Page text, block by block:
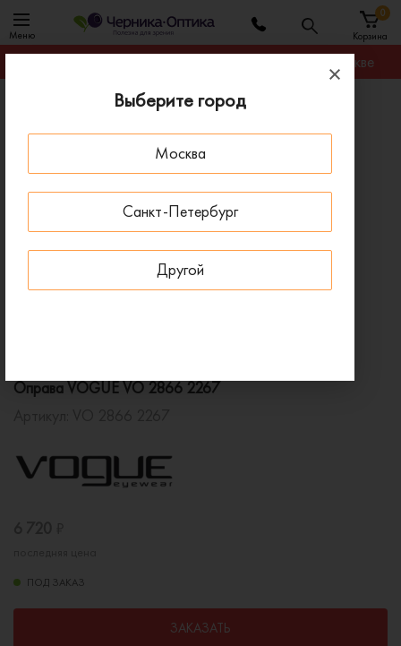
Выберите город
Москва
Санкт-Петербург
Другой
Меню Корзина
0
Гарантируем лучшую цену на любую оправу в Москве
Оправы для очков
Оправа VOGUE VO 2866 2267
Оправа VOGUE VO 2866 2267
ПОД ЗАКАЗ
ЗАКАЗАТЬ
ПОД ЗАКАЗ